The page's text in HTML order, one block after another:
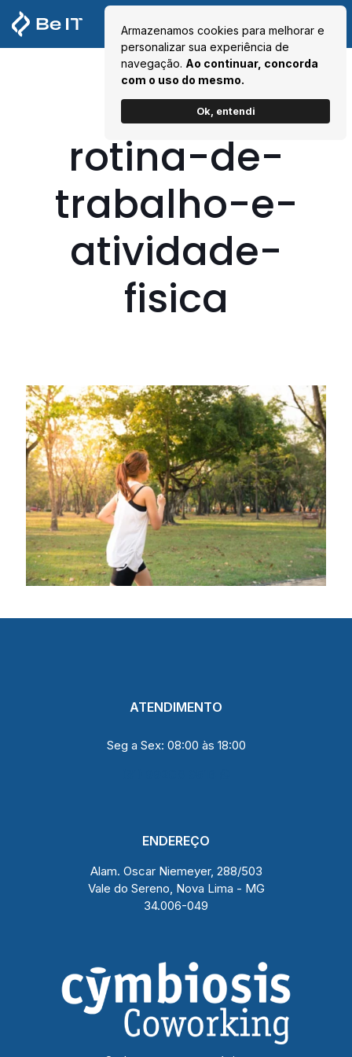
Armazenamos cookies para melhorar e
personalizar sua experiência de
navegação. Ao continuar, concorda
com o uso do mesmo.
Ok, entendi
rotina-de-
trabalho-e-
atividade-
fisica
ATENDIMENTO
Seg a Sex: 08:00 às 18:00
ENDEREÇO
Alam. Oscar Niemeyer, 288/503
Vale do Sereno, Nova Lima - MG
34.006-049